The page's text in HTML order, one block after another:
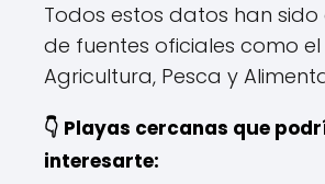
Todos estos datos han
de fuentes oficiales como el
Agricultura, Pesca y
👇 Playas cercanas que
interesarte: